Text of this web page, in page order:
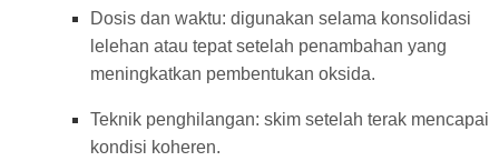
Dosis dan waktu: digunakan selama konsolidasi
lelehan atau tepat setelah penambahan yang
meningkatkan pembentukan oksida.
Teknik penghilangan: skim setelah terak mencapai
kondisi koheren.